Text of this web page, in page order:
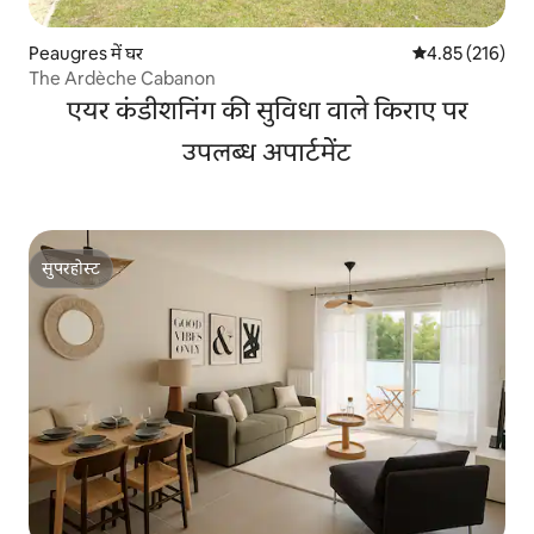
Peaugres में घर औसत रेटिंग 5 में से
4.85 (216)
The Ardèche Cabanon
एयर कंडीशनिंग की सुविधा वाले किराए पर
उपलब्ध अपार्टमेंट
सुपरहोस्ट
सुपरहोस्ट